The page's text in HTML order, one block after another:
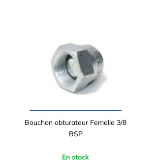
Bouchon obturateur Femelle 3/8
BSP
En stock